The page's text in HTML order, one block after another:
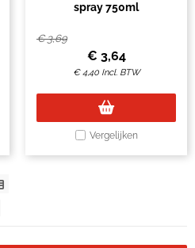
spray 750ml
€3,69
€ 3,64
€4,40 Incl. BTW
Vergelijken